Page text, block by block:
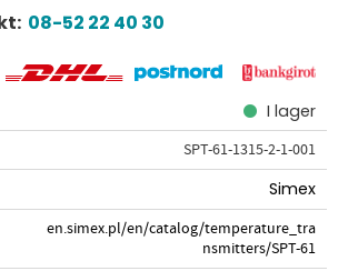
08-52 22 40 30
I lager
SPT-61-1315-2-1-001
Simex
en.simex.pl/en/catalog/temperature_tra
nsmitters/SPT-61